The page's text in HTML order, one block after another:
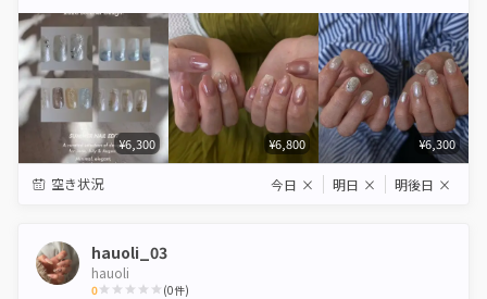
¥6,300 ¥6,800 ¥6,300
空き状況 今日 × 明日 × 明後日 ×
hauoli_03
hauoli
0 (0件)